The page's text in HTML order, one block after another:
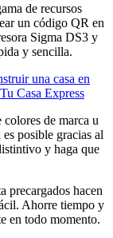
de recursos
un código QR en
Sigma DS3 y
y sencilla.
una casa en
Casa Express
de marca u
posible gracias al
y haga que
precargados hacen
Ahorre tiempo y
en todo momento.